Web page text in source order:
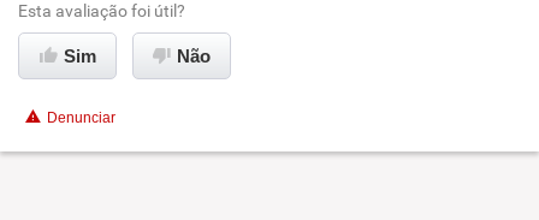
Esta avaliação foi útil?
Sim Não
Denunciar